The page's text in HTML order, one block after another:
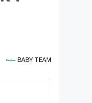
BABY TEAM